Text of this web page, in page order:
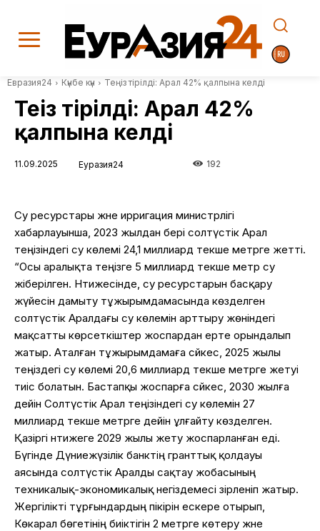
Евразия24 Күнбе күн Теңіз тірілді: Арал 42% қалпына келді
Теңіз тірілді: Арал 42%
қалпына келді
11.09.2025 Еуразия24 192
Су ресурстары және ирригация министрлігі
хабарлауынша, 2023 жылдан бері солтүстік Арал
теңізіндегі су көлемі 24,1 миллиард текше метрге жетті.
“Осы аралықта теңізге 5 миллиард текше метр су
жіберілген. Нәтижесінде, су ресурстарын басқару
жүйесін дамыту тұжырымдамасында көзделген
солтүстік Аралдағы су көлемін арттыру жөніндегі
мақсатты көрсеткіштер жоспардан ерте орындалып
жатыр. Аталған тұжырымдамаға сәйкес, 2025 жылы
теңіздегі су көлемі 20,6 миллиард текше метрге жетуі
тиіс болатын. Бастапқы жоспарға сәйкес, 2030 жылға
дейін Солтүстік Арал теңізіндегі су көлемін 27
миллиард текше метрге дейін ұлғайту көзделген.
Қазіргі нәтижеге 2029 жылы жету жоспарланған еді.
Бүгінде Дүниежүзілік банктің гранттық қолдауы
аясында солтүстік Аралды сақтау жобасының
техникалық-экономикалық негіздемесі әзірленіп жатыр.
Жергілікті тұрғындардың пікірін ескере отырып,
Көкарал бөгетінің биіктігін 2 метрге көтеру және